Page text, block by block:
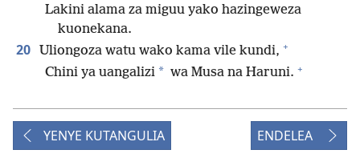
Lakini alama za miguu yako hazingeweza
kuonekana.
20 Uliongoza watu wako kama vile kundi, +
Chini ya uangalizi * wa Musa na Haruni. +
YENYE KUTANGULIA ENDELEA